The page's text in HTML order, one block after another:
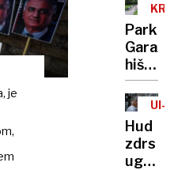
je
hiša
ZOO
bo
točka
za
UI-
Hud
zdrs